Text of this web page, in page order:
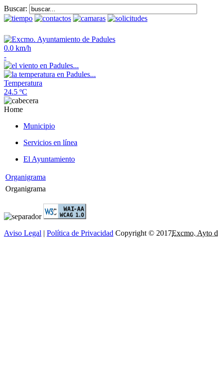
Buscar:
0.0 km/h
-
Temperatura
24.5 ºC
Home
Municipio
Servicios en línea
El Ayuntamiento
Organigrama
Organigrama
Aviso Legal | Política de Privacidad Copyright © 2017Excmo. Ayto